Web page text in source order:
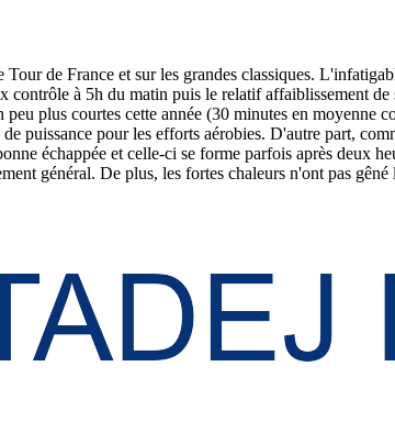
Tour de France et sur les grandes classiques.
contrôle à 5h du matin puis le relatif affaiblissement
plus courtes cette année (30 minutes en
puissance pour les efforts aérobies. D'autre part,
échappée et celle-ci se forme parfois après deux
général. De plus, les fortes chaleurs n'ont pas